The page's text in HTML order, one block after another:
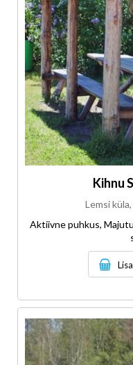
Kihnu
Lemsi
Aktiivne puhkus,